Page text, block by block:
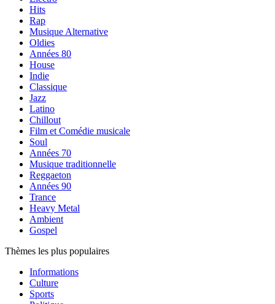
Hits
Rap
Musique Alternative
Oldies
Années 80
House
Indie
Classique
Jazz
Latino
Chillout
Film et Comédie musicale
Soul
Années 70
Musique traditionnelle
Reggaeton
Années 90
Trance
Heavy Metal
Ambient
Gospel
Thèmes les plus populaires
Informations
Culture
Sports